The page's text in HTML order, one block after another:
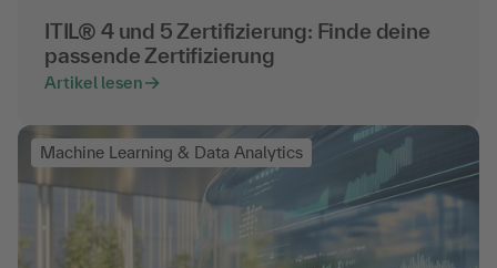
ITIL® 4 und 5 Zertifizierung: Finde deine
passende Zertifizierung
Artikel lesen
Machine Learning & Data Analytics